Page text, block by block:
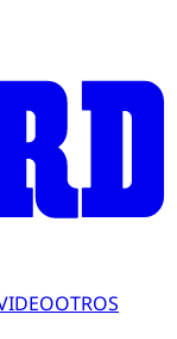
OTROS